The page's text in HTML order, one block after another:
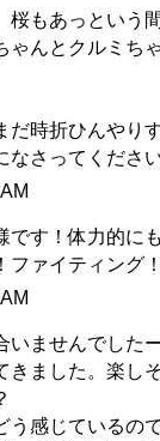
桜もあっという
ゃんとクルミち
だ時折ひんやり
なさってくださ
です！体力的に
ファイティング
いませんでした
きました。楽し
う感じているの